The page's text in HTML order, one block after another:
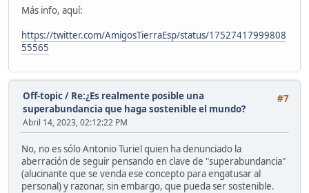
Más info, aquí:
https://twitter.com/AmigosTierraEsp/status/17527417999808
55565
#7
Off-topic/ Re:¿Es realmente posible una
superabundancia que haga sostenible el mundo?
Abril 14, 2023, 02:12:22 PM
No, no es sólo Antonio Turiel quien ha denunciado la
aberración de seguir pensando en clave de "superabundancia"
(alucinante que se venda ese concepto para engatusar al
personal) y razonar, sin embargo, que pueda ser sostenible.